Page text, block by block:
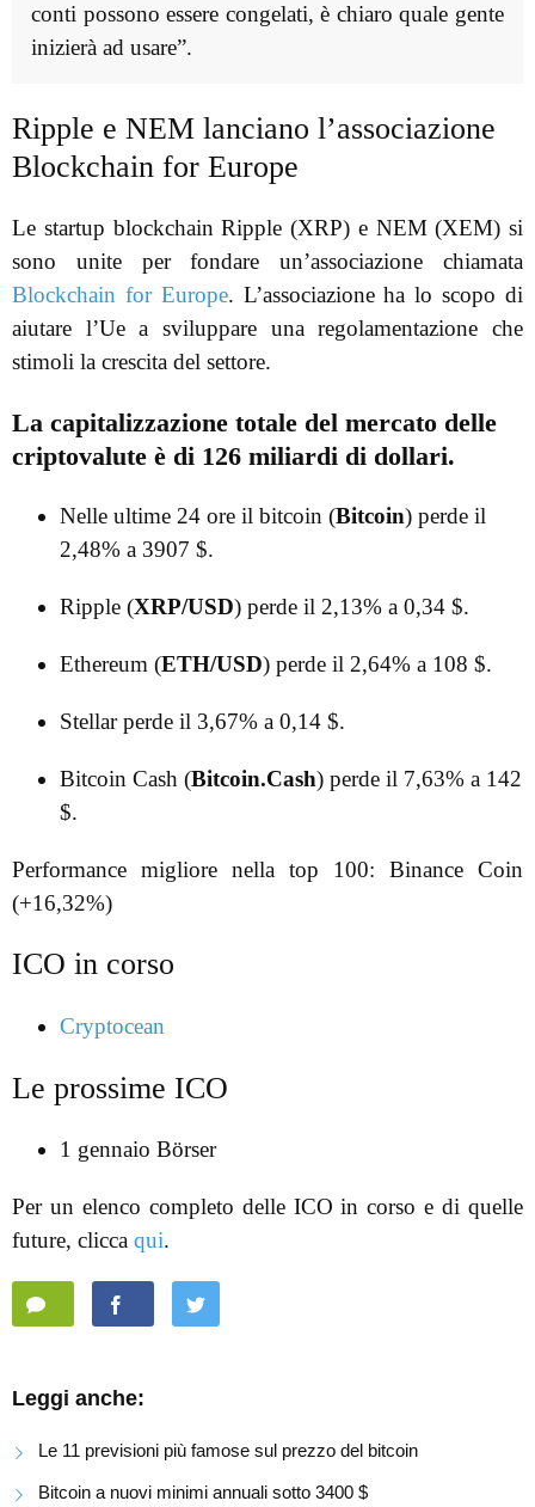
conti possono essere congelati, è chiaro quale gente
inizierà ad usare”.
Ripple e NEM lanciano l’associazione
Blockchain for Europe
Le startup blockchain Ripple (XRP) e NEM (XEM) si
sono unite per fondare un’associazione chiamata
Blockchain for Europe. L’associazione ha lo scopo di
aiutare l’Ue a sviluppare una regolamentazione che
stimoli la crescita del settore.
La capitalizzazione totale del mercato delle
criptovalute è di 126 miliardi di dollari.
Nelle ultime 24 ore il bitcoin (Bitcoin) perde il
2,48% a 3907 $.
Ripple (XRP/USD) perde il 2,13% a 0,34 $.
Ethereum (ETH/USD) perde il 2,64% a 108 $.
Stellar perde il 3,67% a 0,14 $.
Bitcoin Cash (Bitcoin.Cash) perde il 7,63% a 142
$.
Performance migliore nella top 100: Binance Coin
(+16,32%)
ICO in corso
Cryptocean
Le prossime ICO
1 gennaio Börser
Per un elenco completo delle ICO in corso e di quelle
future, clicca qui.
Leggi anche:
Le 11 previsioni più famose sul prezzo del bitcoin
Bitcoin a nuovi minimi annuali sotto 3400 $